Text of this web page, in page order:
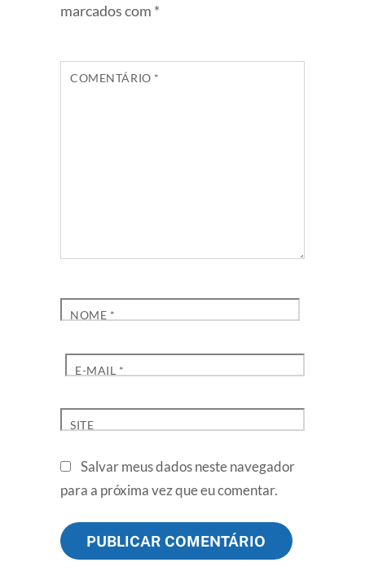
marcados com *
COMENTÁRIO *
NOME *
E-MAIL *
SITE
Salvar meus dados neste navegador
para a próxima vez que eu comentar.